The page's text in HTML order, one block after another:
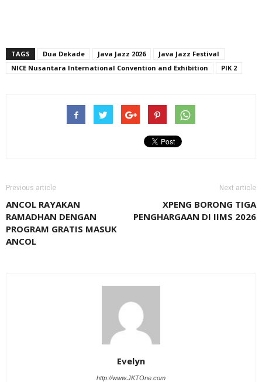
TAGS Dua Dekade Java Jazz 2026
Java Jazz Festival
NICE Nusantara International Convention and Exhibition
PIK 2
Previous article
ANCOL RAYAKAN
RAMADHAN DENGAN
PROGRAM GRATIS MASUK
ANCOL
Next article
XPENG BORONG TIGA
PENGHARGAAN DI IIMS 2026
Evelyn
http://www.JKTOne.com